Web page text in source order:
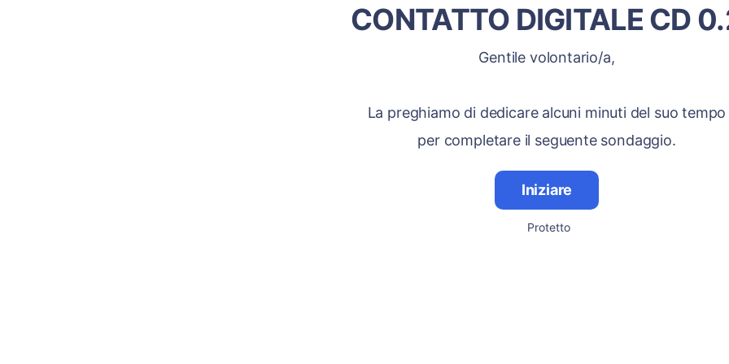
CONTATTO DIGITALE CD
Gentile volontario/a,
La preghiamo di dedicare alcuni minuti del suo tempo
per completare il seguente sondaggio.
Iniziare
Protetto